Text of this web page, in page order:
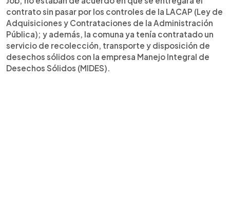
contrato sin pasar por los controles de la LACAP (Ley de
Adquisiciones y Contrataciones de la Administración
Pública); y además, la comuna ya tenía contratado un
servicio de recolección, transporte y disposición de
desechos sólidos con la empresa Manejo Integral de
Desechos Sólidos (MIDES).